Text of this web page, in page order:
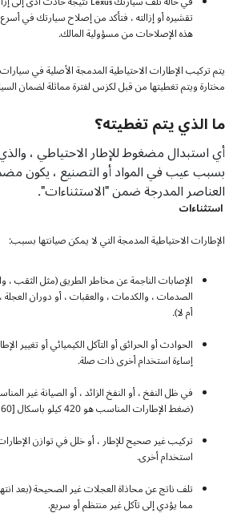
تقشيره أو إزالته ، فتأكد من إصلاح سيارتك في
هذه الإصلاحات من مسؤولية المالك.
يتم تركيب الإطارات الاحتياطية المدمجة الأصلية في
مختارة ويتم تغطيتها من قبل لكزس لفترة مماثلة لضمان
ما الذي يتم تغطيته؟
أي استبدال مضغوط للإطار الاحتياطي ،
بسبب عيب في المواد أو التصنيع ، يكون
العناصر المدرجة ضمن "الاستثناءات".
استثناءات
الإطارات الاحتياطية المدمجة التي لا يمكن صيانتها بسبب:
الإصابات الناجمة عن مخاطر الطريق (مثل الثقب ،
الصدمات ، والكدمات ، والعقبات ، أو دوران العجلة
أم لا).
الحوادث أو الحرائق أو التآكل الكيميائي أو تغيير
إساءة استخدام أخرى ذات صلة.
في ظل النفخ ، أو النفخ الزائد ، أو الصيانة غير
(ضغط الإطارات المناسب هو 420 كيلو باسكال [60 رطل / بوصة مربعة]).
تركيب غير صحيح للإطار ، أو خلل في توازن
استخدام أخرى.
تلف ناتج عن محاذاة العجلات غير الصحيحة (بعد
مما يؤدي إلى تآكل غير منتظم أو سريع.